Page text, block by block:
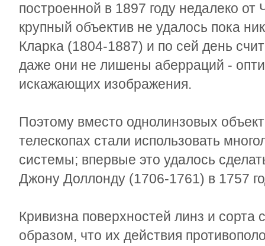
построенной в 1897 году недалеко от
крупный объектив не удалось пока
Кларка (1804-1887) и по сей день
даже они не лишены аберраций -
искажающих изображения.
Поэтому вместо однолинзовых
телескопах стали использовать
системы; впервые это удалось
Джону Доллонду (1706-1761) в 1757
Кривизна поверхностей линз и сорта
образом, что их действия